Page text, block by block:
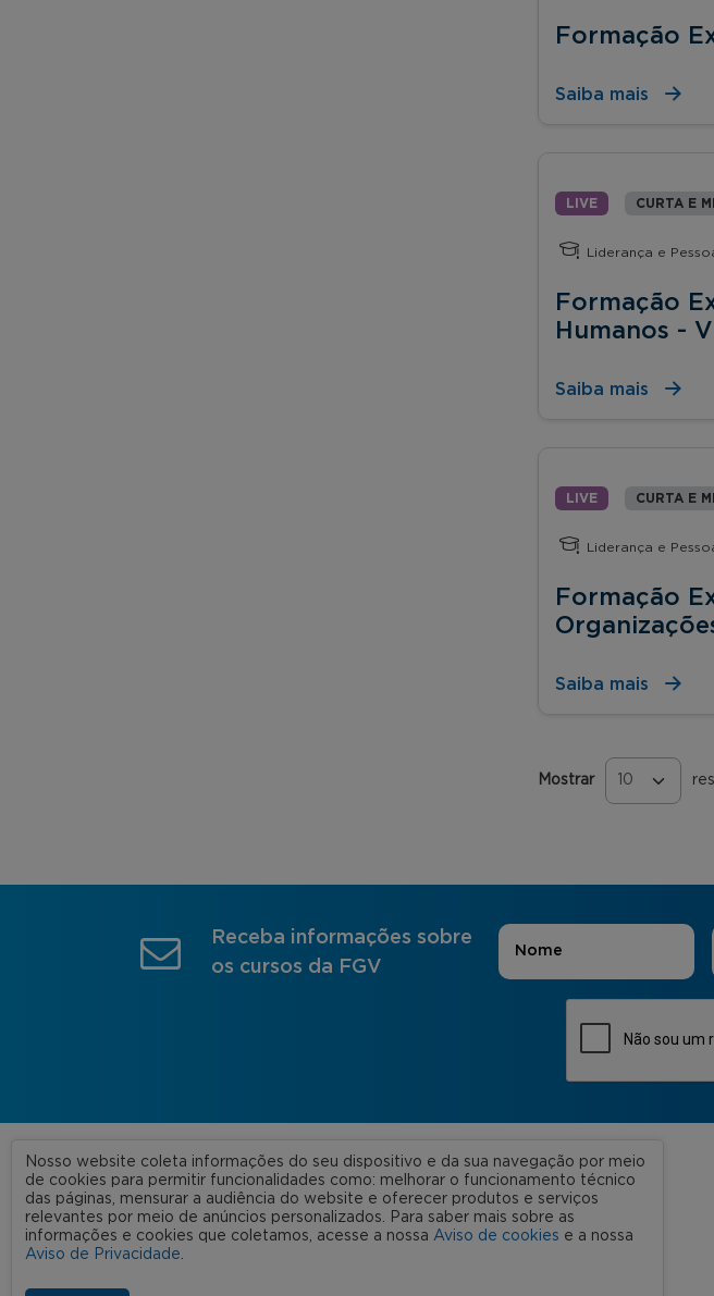
Formação
Saiba mais
LIVE CURTA E
Liderança e
Formação
Humanos -
Saiba mais
LIVE CURTA E
Liderança e
Formação
Saiba mais
Mostrar
Páginas
Receba informações sobre
os cursos da FGV
Nome
FGV 2023 © Todos os direitos
reservados
A FGV
Nossas Unidades
Nosso website coleta informações do seu dispositivo e da sua navegação por meio
de cookies para permitir funcionalidades como: melhorar o funcionamento técnico
das páginas, mensurar a audiência do website e oferecer produtos e serviços
relevantes por meio de anúncios personalizados. Para saber mais sobre as
informações e cookies que coletamos, acesse a nossa Aviso de cookies e a nossa
Aviso de Privacidade.